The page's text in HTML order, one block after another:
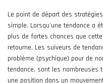
Le point de départ des
simple. Lorsqu'une tendance a
plus de fortes chances que
retourne. Les suiveurs de
problème (psychique) pour de
tendance, sont les nombreuses
une position dans un